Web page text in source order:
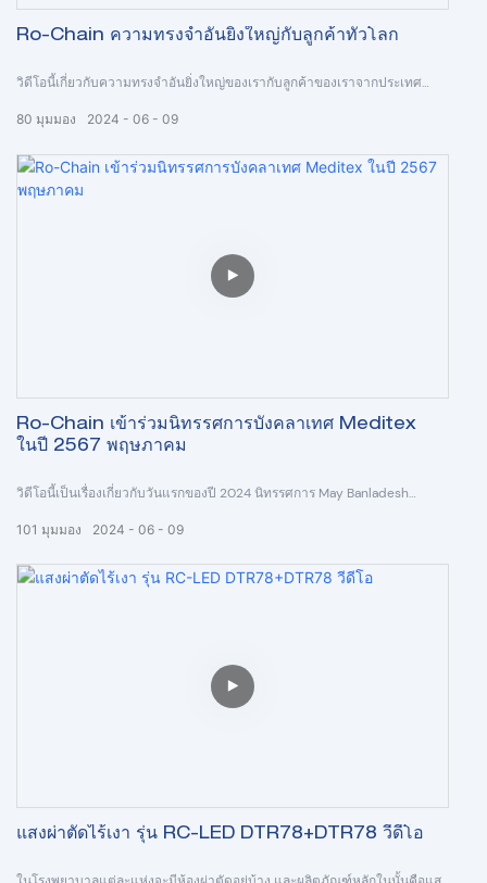
Ro-Chain ความทรงจำอันยิ่งใหญ่กับลูกค้าทั่วโลก
วิดีโอนี้เกี่ยวกับความทรงจำอันยิ่งใหญ่ของเรากับลูกค้าของเราจากประเทศ
2024 06 09
80 มุมมอง
Ro-Chain เข้าร่วมนิทรรศการบังคลาเทศ Meditex
ในปี 2567 พฤษภาคม
วิดีโอนี้เป็นเรื่องเกี่ยวกับวันแรกของปี 2024 นิทรรศการ May Banladesh
ในกลุ่มผลิตภัณฑ์หลักของเราเป็นหลัก ---กลุ่มผลิตภัณฑ์ Image DR ซึ่งประกอบ
เอ็กซเรย์ดิจิทัลแบบติดตั้งบนพื้น FPD C am ด้วยการสื่อสารอย่างใกล้ชิดสามวัน
2024 06 09
101 มุมมอง
แสงผ่าตัดไร้เงา รุ่น RC-LED DTR78+DTR78 วีดีโอ